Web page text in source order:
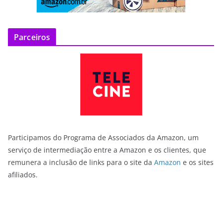
Parceiros
Participamos do Programa de Associados da Amazon, um
serviço de intermediação entre a Amazon e os clientes, que
remunera a inclusão de links para o site da Amazon e os sites
afiliados.